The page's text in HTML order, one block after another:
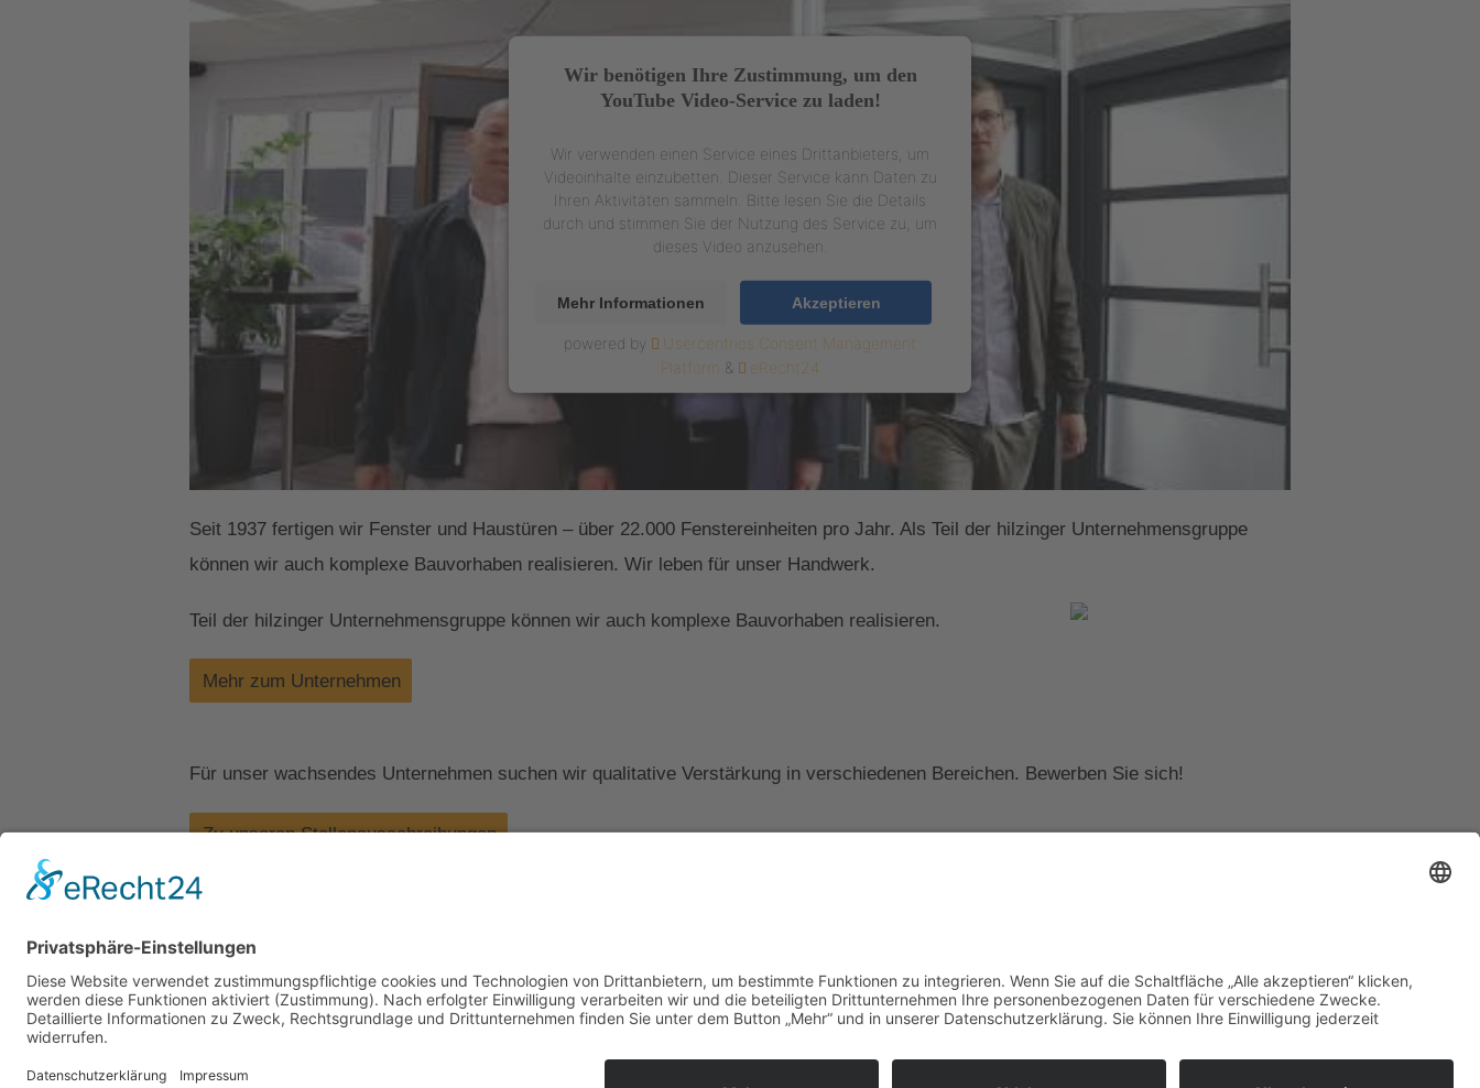
Wir benötigen Ihre Zustimmung, um den
YouTube Video-Service zu laden!
Wir verwenden einen Service eines Drittanbieters, um
Videoinhalte einzubetten. Dieser Service kann Daten zu
Ihren Aktivitäten sammeln. Bitte lesen Sie die Details
durch und stimmen Sie der Nutzung des Service zu, um
dieses Video anzusehen.
Mehr Informationen Akzeptieren
powered by
Usercentrics Consent Management
Platform & eRecht24
Seit 1937 fertigen wir Fenster und Haustüren – über 22.000 Fenstereinheiten pro Jahr. Als Teil der hilzinger Unternehmensgruppe
können wir auch komplexe Bauvorhaben realisieren. Wir leben für unser Handwerk.
Teil der hilzinger Unternehmensgruppe können wir auch komplexe Bauvorhaben realisieren.
Mehr zum Unternehmen
Für unser wachsendes Unternehmen suchen wir qualitative Verstärkung in verschiedenen Bereichen. Bewerben Sie sich!
Zu unseren Stellenausschreibungen
Kontakt
Walter Fenster + Türen
Theodor-Haubach-Str. 11
34132 Kassel
info@walter-fenster.de